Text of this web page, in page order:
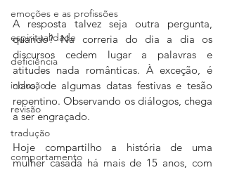
emoções e as profissões
espiritualidade
deficiência
inclusão
revisão
tradução
comportamento
A resposta talvez seja outra pergunta,
quando? Na correria do dia a dia os
discursos cedem lugar a palavras e
atitudes nada românticas. À exceção, é
claro, de algumas datas festivas e tesão
repentino. Observando os diálogos, chega
a ser engraçado.
Hoje compartilho a história de uma
mulher casada há mais de 15 anos, com